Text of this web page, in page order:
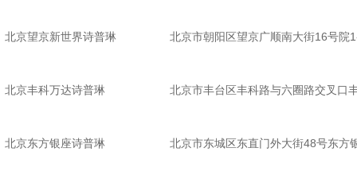
北京望京新世界诗普琳 北京市朝阳区望京广顺南大街16号院
北京丰科万达诗普琳 北京市丰台区丰科路与六圈路交叉口
北京东方银座诗普琳 北京市东城区东直门外大街48号东方